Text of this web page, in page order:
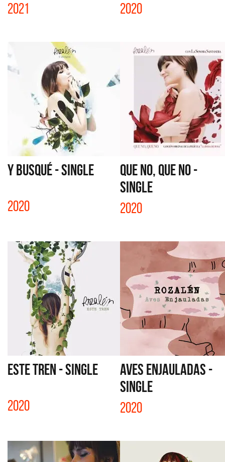
2021 2020
Y BUSQUÉ - SINGLE
2020
QUE NO, QUE NO -
SINGLE
2020
ESTE TREN - SINGLE
2020
AVES ENJAULADAS -
SINGLE
2020